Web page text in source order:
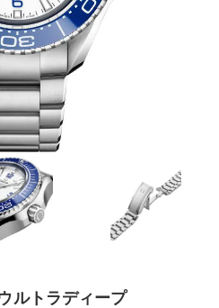
ルトラディープ